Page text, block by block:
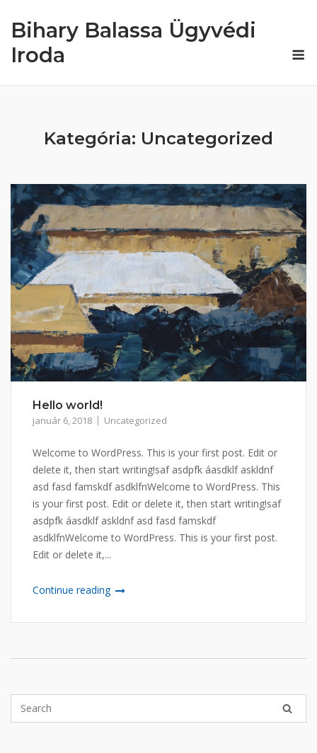
Bihary Balassa Ügyvédi
Iroda
Kategória: Uncategorized
Hello world!
január 6, 2018 Uncategorized
Welcome to WordPress. This is your first post. Edit or
delete it, then start writing!saf asdpfk áasdklf askldnf
asd fasd famskdf asdklfnWelcome to WordPress. This
is your first post. Edit or delete it, then start writing!saf
asdpfk áasdklf askldnf asd fasd famskdf
asdklfnWelcome to WordPress. This is your first post.
Edit or delete it,...
Continue reading